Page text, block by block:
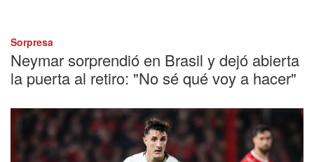
Sorpresa
Neymar sorprendió en Brasil y dejó abierta
la puerta al retiro: "No sé qué voy a hacer"